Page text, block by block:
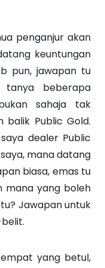
penganjur akan
keuntungan
pun, jawapan tu
tanya beberapa
sahaja tak
balik Public Gold.
dealer Public
mana datang
biasa, emas tu
mana yang boleh
Jawapan untuk
yang betul,